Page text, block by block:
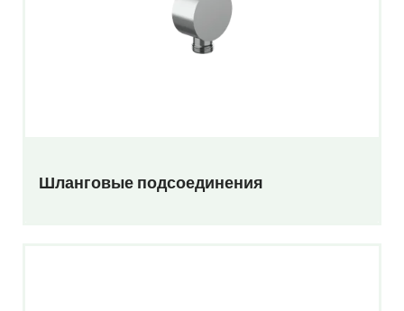
Шланговые подсоединения